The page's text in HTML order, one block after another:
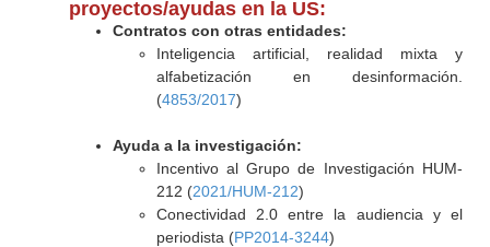
proyectos/ayudas en la US:
Contratos con otras entidades:
Inteligencia artificial, realidad mixta y
alfabetización en desinformación.
(4853/2017)
Ayuda a la investigación:
Incentivo al Grupo de Investigación HUM-
212 (2021/HUM-212)
Conectividad 2.0 entre la audiencia y el
periodista (PP2014-3244)